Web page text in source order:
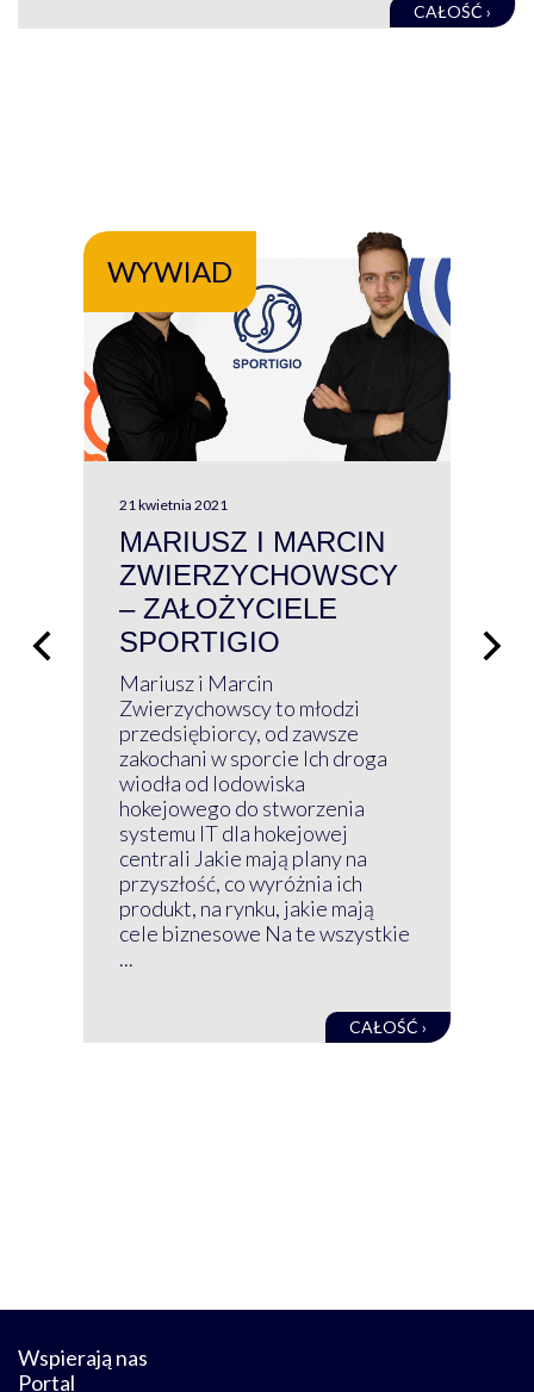
CAŁOŚĆ ›
WYWIAD
21 kwietnia 2021
MARIUSZ I MARCIN
ZWIERZYCHOWSCY
– ZAŁOŻYCIELE
SPORTIGIO
Mariusz i Marcin
Zwierzychowscy to młodzi
przedsiębiorcy, od zawsze
zakochani w sporcie Ich droga
wiodła od lodowiska
hokejowego do stworzenia
systemu IT dla hokejowej
centrali Jakie mają plany na
przyszłość, co wyróżnia ich
produkt, na rynku, jakie mają
cele biznesowe Na te wszystkie
...
CAŁOŚĆ ›
Wspierają nas
Portal